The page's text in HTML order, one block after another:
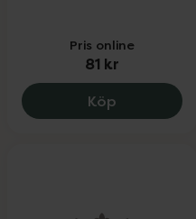
Pris online
81 kr
Köp Eucerin